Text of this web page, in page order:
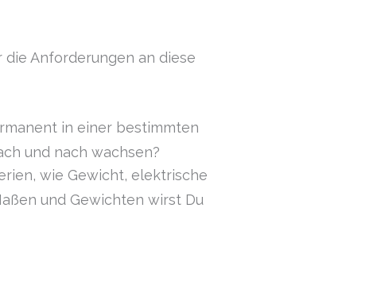
die Anforderungen an diese
in einer bestimmten
und nach wachsen?
wie Gewicht, elektrische
und Gewichten wirst Du